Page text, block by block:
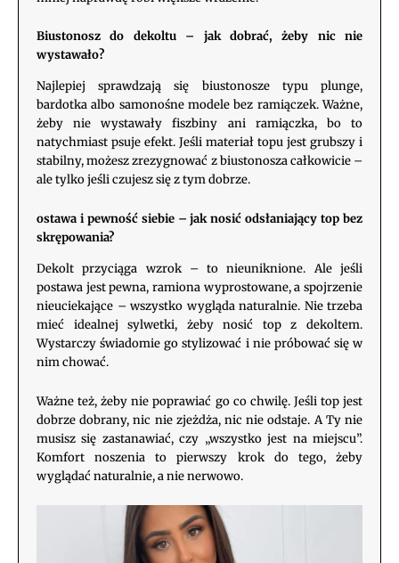
Biustonosz do dekoltu – jak dobrać, żeby nic nie
wystawało?
Najlepiej sprawdzają się biustonosze typu plunge,
bardotka albo samonośne modele bez ramiączek. Ważne,
żeby nie wystawały fiszbiny ani ramiączka, bo to
natychmiast psuje efekt. Jeśli materiał topu jest grubszy i
stabilny, możesz zrezygnować z biustonosza całkowicie –
ale tylko jeśli czujesz się z tym dobrze.
ostawa i pewność siebie – jak nosić odsłaniający top bez
skrępowania?
Dekolt przyciąga wzrok – to nieuniknione. Ale jeśli
postawa jest pewna, ramiona wyprostowane, a spojrzenie
nieuciekające – wszystko wygląda naturalnie. Nie trzeba
mieć idealnej sylwetki, żeby nosić top z dekoltem.
Wystarczy świadomie go stylizować i nie próbować się w
nim chować.
Ważne też, żeby nie poprawiać go co chwilę. Jeśli top jest
dobrze dobrany, nic nie zjeżdża, nic nie odstaje. A Ty nie
musisz się zastanawiać, czy „wszystko jest na miejscu”.
Komfort noszenia to pierwszy krok do tego, żeby
wyglądać naturalnie, a nie nerwowo.